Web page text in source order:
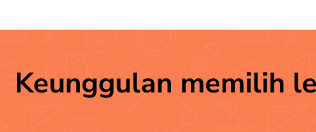
Keunggulan memilih